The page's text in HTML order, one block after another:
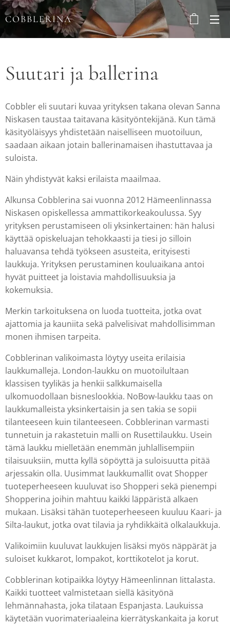
COBBLERINA
Suutari ja ballerina
Cobbler eli suutari kuvaa yrityksen takana olevan Sanna
Niskasen taustaa taitavana käsityöntekijänä. Kun tämä
käsityöläisyys yhdistetään naiselliseen muotoiluun,
saadaan aikaan jotain ballerinamaisen ihastuttavaa ja
suloista.
Näin yhdistyvät kaksi erilaista maailmaa.
Alkunsa Cobblerina sai vuonna 2012 Hämeenlinnassa
Niskasen opiskellessa ammattikorkeakoulussa. Syy
yrityksen perustamiseen oli yksinkertainen: hän halusi
käyttää opiskeluajan tehokkaasti ja tiesi jo silloin
haluavansa tehdä työkseen asusteita, erityisesti
laukkuja. Yrityksen perustaminen kouluaikana antoi
hyvät puitteet ja loistavia mahdollisuuksia ja
kokemuksia.
Merkin tarkoituksena on luoda tuotteita, jotka ovat
ajattomia ja kauniita sekä palvelisivat mahdollisimman
monen ihmisen tarpeita.
Cobblerinan valikoimasta löytyy useita erilaisia
laukkumalleja. London-laukku on muotoilultaan
klassisen tyylikäs ja henkii salkkumaisella
ulkomuodollaan bisneslookkia. NoBow-laukku taas on
laukkumalleista yksinkertaisin ja sen takia se sopii
tilanteeseen kuin tilanteeseen. Cobblerinan varmasti
tunnetuin ja rakastetuin malli on Rusettilaukku. Usein
tämä laukku mielletään enemmän juhlallisempiin
tilaisuuksiin, mutta kyllä söpöyttä ja suloisuutta pitää
arjessakin olla. Uusimmat laukkumallit ovat Shopper
tuoteperheeseen kuuluvat iso Shopperi sekä pienempi
Shopperina joihin mahtuu kaikki läppäristä alkaen
mukaan. Lisäksi tähän tuoteperheeseen kuuluu Kaari- ja
Silta-laukut, jotka ovat tilavia ja ryhdikkäitä olkalaukkuja.
Valikoimiin kuuluvat laukkujen lisäksi myös näppärät ja
suloiset kukkarot, lompakot, korttikotelot ja korut.
Cobblerinan kotipaikka löytyy Hämeenlinnan Iittalasta.
Kaikki tuotteet valmistetaan siellä käsityönä
lehmännahasta, joka tilataan Espanjasta. Laukuissa
käytetään vuorimateriaaleina kierrätyskankaita ja korut